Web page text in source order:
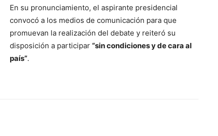
En su pronunciamiento, el aspirante presidencial
convocó a los medios de comunicación para que
promuevan la realización del debate y reiteró su
disposición a participar “sin condiciones y de cara al
país”.